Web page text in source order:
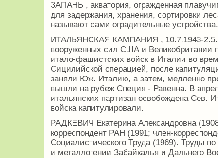
ЗАПАНЬ , акватория, огражденная
для задержания, хранения, сортировки
называют сами оградительные устройства.
ИТАЛЬЯНСКАЯ КАМПАНИЯ , 10.7.1943-
вооруженных сил США и Великобритании
итало-фашистских войск в Италии во
Сицилийской операцией, после
заняли Юж. Италию, а затем, медленно
вышли на рубеж Специя - Равенна. В
итальянских партизан освобождена Сев.
войска капитулировали.
РАДКЕВИЧ Екатерина Александровна
корреспондент РАН (1991; член-
Социалистического Труда (1969). Труды
и металлогении Забайкалья и Дальнего